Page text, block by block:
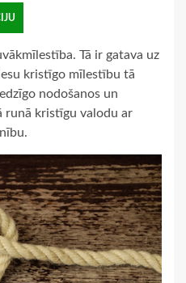
Tā ir gatava uz
kristīgo mīlestību tā
nodošanos un
runā kristīgu valodu ar